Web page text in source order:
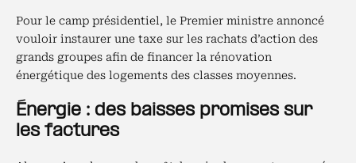
Pour le camp présidentiel, le Premier ministre annoncé
vouloir instaurer une taxe sur les rachats d’action des
grands groupes afin de financer la rénovation
énergétique des logements des classes moyennes.
Énergie : des baisses promises sur
les factures